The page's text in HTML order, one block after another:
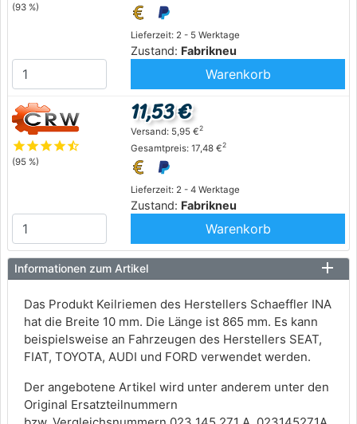
(93 %)
Lieferzeit: 2 - 5 Werktage
Zustand: Fabrikneu
Warenkorb
starstarstarstarstar_half
(95 %)
Lieferzeit: 2 - 4 Werktage
Zustand: Fabrikneu
11,53 €
Versand: 5,95 €2
Gesamtpreis: 17,48 €2
Warenkorb
Informationen zum Artikel
Das Produkt Keilriemen des Herstellers Schaeffler INA
hat die Breite 10 mm. Die Länge ist 865 mm. Es kann
beispielsweise an Fahrzeugen des Herstellers SEAT,
FIAT, TOYOTA, AUDI und FORD verwendet werden.
Der angebotene Artikel wird unter anderem unter den
Original Ersatzteilnummern